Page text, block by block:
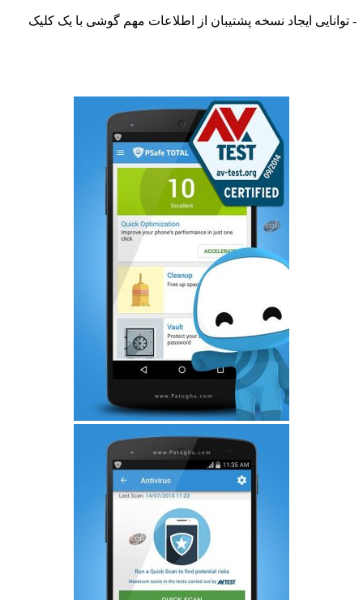
ایجاد نسخه پشتیبان از اطلاعات مهم گوشی با یک کلیک